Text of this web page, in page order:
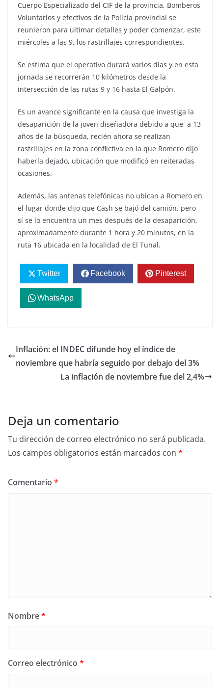
Cuerpo Especializado del CIF de la provincia, Bomberos
Voluntarios y efectivos de la Policía provincial se
reunieron para ultimar detalles y poder comenzar, este
miércoles a las 9, los rastrillajes correspondientes.
Se estima que el operativo durará varios días y en esta
jornada se recorrerán 10 kilómetros desde la
intersección de las rutas 9 y 16 hasta El Galpón.
Es un avance significante en la causa que investiga la
desaparición de la joven diseñadora debido a que, a 13
años de la búsqueda, recién ahora se realizan
rastrillajes en la zona conflictiva en la que Romero dijo
haberla dejado, ubicación que modificó en reiteradas
ocasiones.
Además, las antenas telefónicas no ubican a Romero en
el lugar donde dijo que Cash se bajó del camión, pero
sí se lo encuentra un mes después de la desaparición,
aproximadamente durante 1 hora y 20 minutos, en la
ruta 16 ubicada en la localidad de El Tunal.
Twitter Facebook Pinterest
WhatsApp
Inflación: el INDEC difunde hoy el índice de
noviembre que habría seguido por debajo del 3%
La inflación de noviembre fue del 2,4%
Deja un comentario
Tu dirección de correo electrónico no será publicada.
Los campos obligatorios están marcados con *
Comentario *
Nombre*
Correo electrónico *